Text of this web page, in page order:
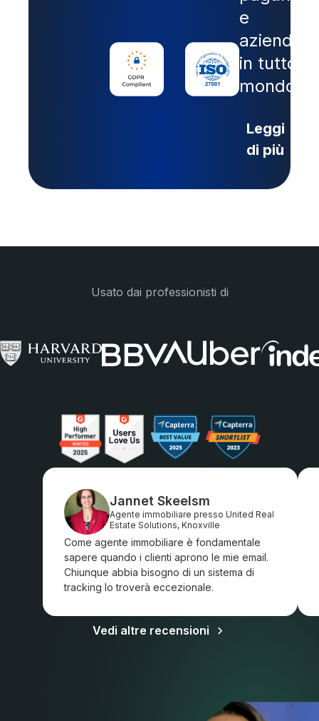
e
aziende
in tutto il
mondo.
Leggi
di più
Usato dai professionisti di
Jannet Skeelsm
Agente immobiliare presso United Real
Estate Solutions, Knoxville
Come agente immobiliare è fondamentale
sapere quando i clienti aprono le mie email.
Chiunque abbia bisogno di un sistema di
tracking lo troverà eccezionale.
Vedi altre recensioni